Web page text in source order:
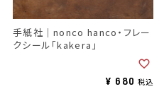
手紙社｜nonco hanco・フレー
クシール「kakera」
¥ 680 税込